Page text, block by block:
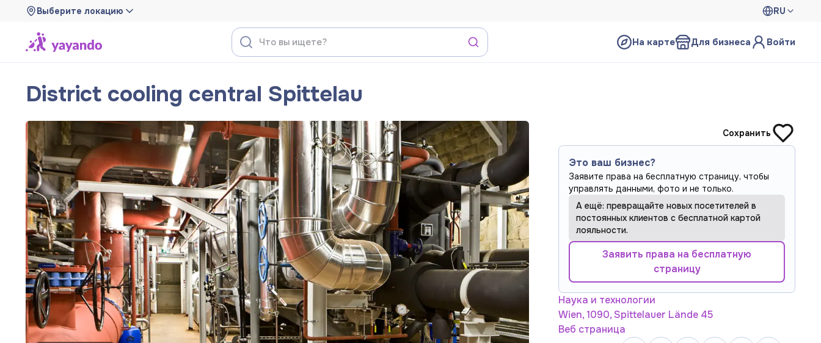
Выберите локацию RU
На карте Для бизнеса Войти
District cooling central Spittelau
Сохранить
Это ваш бизнес?
Заявите права на бесплатную страницу, чтобы
управлять данными, фото и не только.
А ещё: превращайте новых посетителей в
постоянных клиентов с бесплатной картой
лояльности.
Заявить права на бесплатную
страницу
Наука и технологии
Wien, 1090, Spittelauer Lände 45
Веб страница